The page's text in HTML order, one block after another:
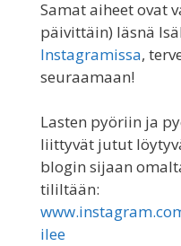
Samat aiheet ovat
päivittäin) läsnä
Instagramissa,
seuraamaan!
Lasten pyöriin ja
liittyvät jutut
blogin sijaan
tililtään:
ilee